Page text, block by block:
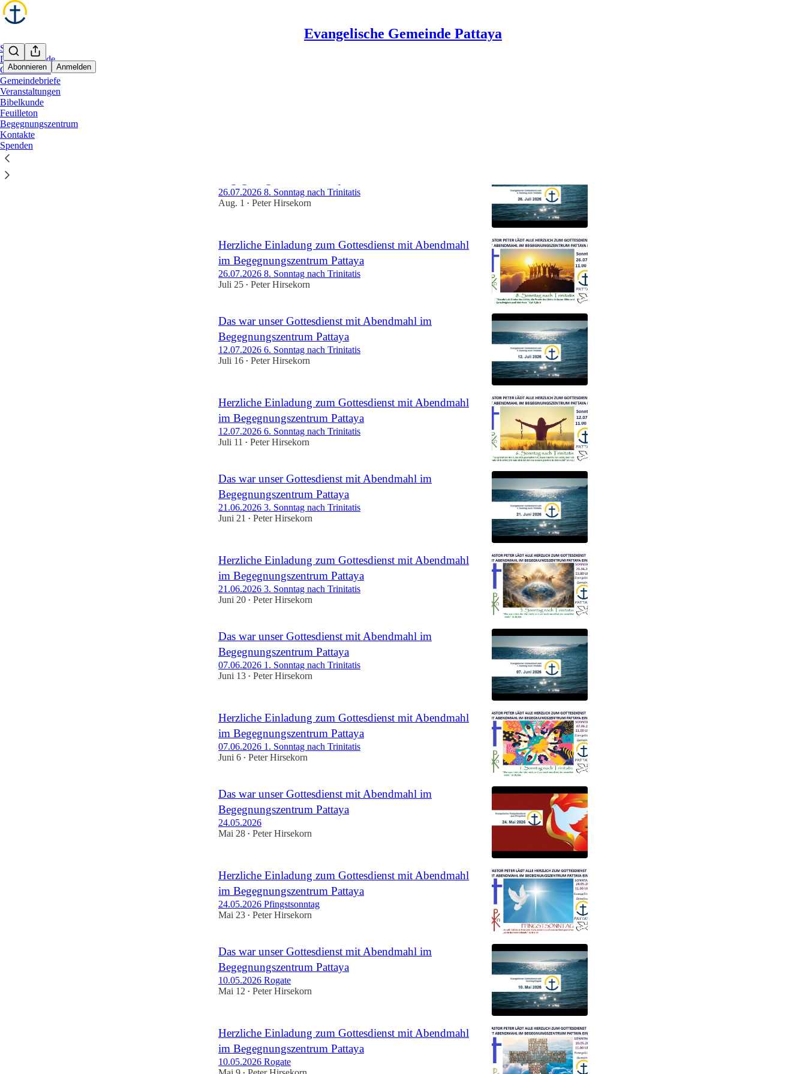
Evangelische Gemeinde Pattaya
Abonnieren Anmelden
Startseite
Die Gemeinde
Gottesdienste
Gemeindebriefe
Veranstaltungen
Bibelkunde
Feuilleton
Begegnungszentrum
Kontakte
Spenden
26.07.2026 8. Sonntag nach Trinitatis
Aug. 1
• Peter Hirsekorn
Herzliche Einladung zum Gottesdienst mit Abendmahl
im Begegnungszentrum Pattaya
26.07.2026 8. Sonntag nach Trinitatis
Juli 25 • Peter Hirsekorn
Das war unser Gottesdienst mit Abendmahl im
Begegnungszentrum Pattaya
12.07.2026 6. Sonntag nach Trinitatis
Juli 16 • Peter Hirsekorn
Herzliche Einladung zum Gottesdienst mit Abendmahl
im Begegnungszentrum Pattaya
12.07.2026 6. Sonntag nach Trinitatis
Juli 11
• Peter Hirsekorn
Das war unser Gottesdienst mit Abendmahl im
Begegnungszentrum Pattaya
21.06.2026 3. Sonntag nach Trinitatis
Juni 21
• Peter Hirsekorn
Herzliche Einladung zum Gottesdienst mit Abendmahl
im Begegnungszentrum Pattaya
21.06.2026 3. Sonntag nach Trinitatis
Juni 20 • Peter Hirsekorn
Das war unser Gottesdienst mit Abendmahl im
Begegnungszentrum Pattaya
07.06.2026 1. Sonntag nach Trinitatis
Juni 13 • Peter Hirsekorn
Herzliche Einladung zum Gottesdienst mit Abendmahl
im Begegnungszentrum Pattaya
07.06.2026 1. Sonntag nach Trinitatis
Juni 6 • Peter Hirsekorn
Das war unser Gottesdienst mit Abendmahl im
Begegnungszentrum Pattaya
24.05.2026
Mai 28 • Peter Hirsekorn
Herzliche Einladung zum Gottesdienst mit Abendmahl
im Begegnungszentrum Pattaya
24.05.2026 Pfingstsonntag
Mai 23 • Peter Hirsekorn
Das war unser Gottesdienst mit Abendmahl im
Begegnungszentrum Pattaya
10.05.2026 Rogate
Mai 12 • Peter Hirsekorn
Herzliche Einladung zum Gottesdienst mit Abendmahl
im Begegnungszentrum Pattaya
10.05.2026 Rogate